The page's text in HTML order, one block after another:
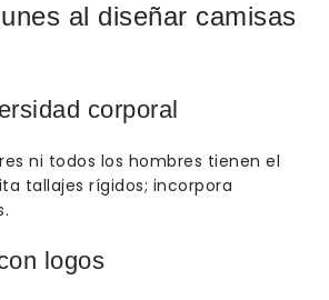
al diseñar camisas
corporal
ni todos los hombres tienen el
tallajes rígidos; incorpora
logos